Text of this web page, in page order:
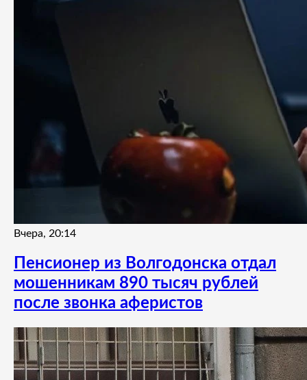
Вчера, 20:14
Пенсионер из Волгодонска отдал
мошенникам 890 тысяч рублей
после звонка аферистов